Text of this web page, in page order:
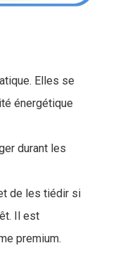
Elles se
énergétique
durant les
de les tiédir si
Il est
premium.